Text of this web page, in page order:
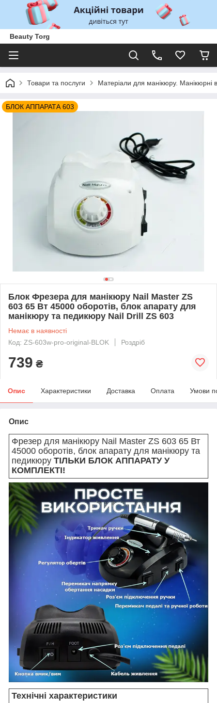
Beauty Torg
Товари та послуги Матеріали для манікюру. Манікюрні
БЛОК АППАРАТА 603
Блок Фрезера для манікюру Nail Master ZS
603 65 Вт 45000 оборотів, блок апарату для
манікюру та педикюру Nail Drill ZS 603
Немає в наявності
Код: ZS-603w-pro-original-BLOK
Роздріб
739 ₴
Опис Характеристики Доставка Оплата Умови
Опис
Фрезер для манікюру Nail Master ZS 603 65 Вт
45000 оборотів, блок апарату для манікюру та
педикюру ТІЛЬКИ БЛОК АППАРАТУ У
КОМПЛЕКТІ!
Технічні характеристики